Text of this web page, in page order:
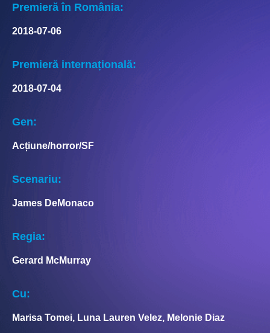
Premieră în România:
2018-07-06
Premieră internațională:
2018-07-04
Gen:
Acțiune/horror/SF
Scenariu:
James DeMonaco
Regia:
Gerard McMurray
Cu:
Marisa Tomei, Luna Lauren Velez, Melonie Diaz